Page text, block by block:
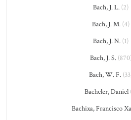
Bach, J. L. (2)
Bach, J. M. (4)
Bach, J. N. (1)
Bach, J. S.
Bach, W. F.
Bacheler, Daniel
Bachixa, Francisco